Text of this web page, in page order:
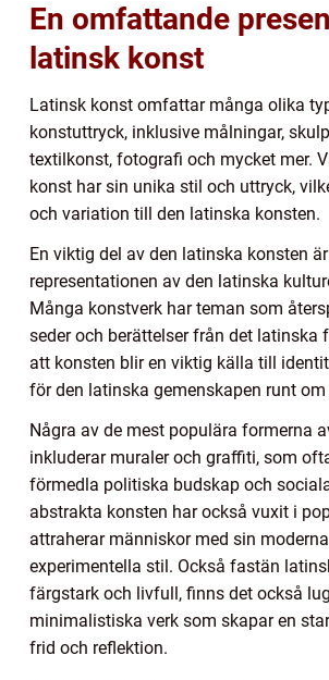
En omfattande
latinsk konst
Latinsk konst omfattar många olika
konstuttryck, inklusive målningar,
textilkonst, fotografi och mycket mer.
konst har sin unika stil och uttryck,
och variation till den latinska konsten.
En viktig del av den latinska konsten är
representationen av den latinska
Många konstverk har teman som
seder och berättelser från det latinska
att konsten blir en viktig källa till
för den latinska gemenskapen runt om
Några av de mest populära formerna
inkluderar muraler och graffiti, som
förmedla politiska budskap och
abstrakta konsten har också vuxit i
attraherar människor med sin
experimentella stil. Också fastän
färgstark och livfull, finns det också
minimalistiska verk som skapar en
frid och reflektion.